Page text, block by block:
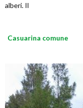
alberi. Il
Casuarina comune